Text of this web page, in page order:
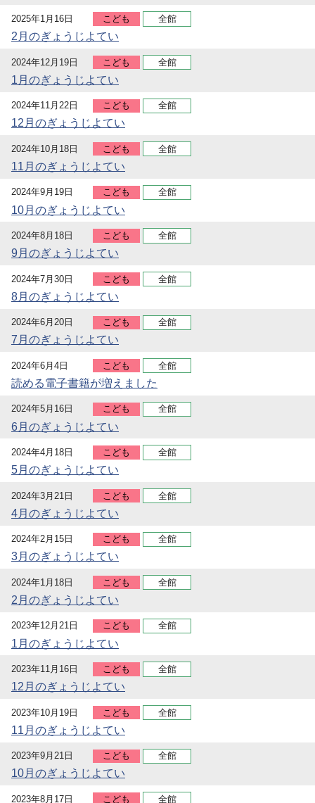
2025年1月16日 こども 全館
2月のぎょうじよてい
2024年12月19日 こども 全館
1月のぎょうじよてい
2024年11月22日 こども 全館
12月のぎょうじよてい
2024年10月18日 こども 全館
11月のぎょうじよてい
2024年9月19日 こども 全館
10月のぎょうじよてい
2024年8月18日 こども 全館
9月のぎょうじよてい
2024年7月30日 こども 全館
8月のぎょうじよてい
2024年6月20日 こども 全館
7月のぎょうじよてい
2024年6月4日 こども 全館
読める電子書籍が増えました
2024年5月16日 こども 全館
6月のぎょうじよてい
2024年4月18日 こども 全館
5月のぎょうじよてい
2024年3月21日 こども 全館
4月のぎょうじよてい
2024年2月15日 こども 全館
3月のぎょうじよてい
2024年1月18日 こども 全館
2月のぎょうじよてい
2023年12月21日 こども 全館
1月のぎょうじよてい
2023年11月16日 こども 全館
12月のぎょうじよてい
2023年10月19日 こども 全館
11月のぎょうじよてい
2023年9月21日 こども 全館
10月のぎょうじよてい
2023年8月17日 こども 全館